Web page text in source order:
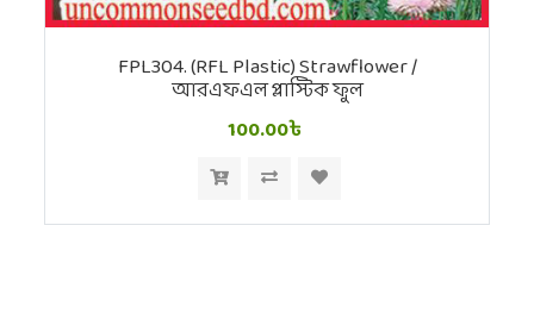
FPL304. (RFL Plastic) Strawflower /
আরএফএল প্লাস্টিক ফুল
100.00৳